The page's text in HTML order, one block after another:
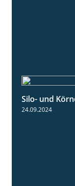
Silo- und
24.09.2024